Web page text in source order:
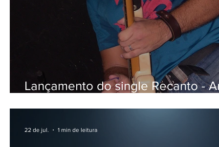
Lançamento do single Recanto -
22 de jul. 1 min de leitura